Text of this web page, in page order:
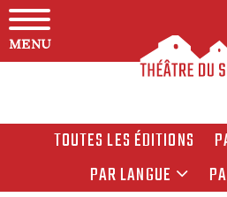
MENU
TOUTES LES ÉDITIONS
PAR LANGUE